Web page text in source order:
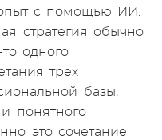
с помощью ИИ.
стратегия обычно
одного
трех
базы,
понятного
это сочетание